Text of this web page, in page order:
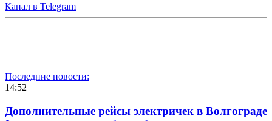
Канал в Telegram
Последние новости:
14:52
Дополнительные рейсы электричек в Волгограде